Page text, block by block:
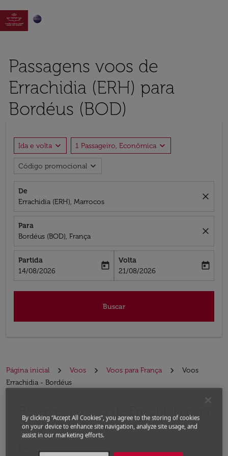

Passagens voos de
Errachidia (ERH) para
Bordéus (BOD)
Ida e volta expand_more 1 Passageiro, Econômica expand_more
Código promocional expand_more
De
Errachidia (ERH), Marrocos
close
Para
Bordéus (BOD), França
close
Partida
fc-booking-departure-date-aria-label
14/08/2026
today
Volta
fc-booking-return-date-aria-label
21/08/2026
today
Buscar
Página inicial Voos Voos para França
Voos
Errachidia - Bordéus
Reserve seu voo de Errachidia para
Bordéus
By clicking “Accept All Cookies”, you agree to the storing of cookies
on your device to enhance site navigation, analyze site usage, and
assist in our marketing efforts.